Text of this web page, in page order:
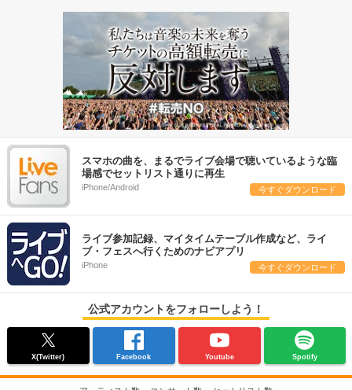
スマホの曲を、まるでライブ会場で聴いているような臨
場感でセットリスト通りに再生
iPhone/Android 今すぐダウンロード
ライブ参加記録、マイタイムテーブル作成など、ライ
ブ・フェスへ行くためのナビアプリ
iPhone 今すぐダウンロード
公式アカウントをフォローしよう！
X(Twitter) Facebook Youtube Spotify